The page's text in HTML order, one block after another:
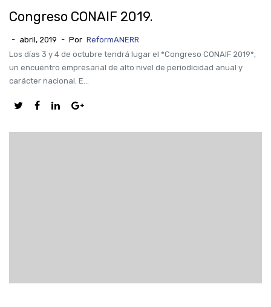
Congreso CONAIF 2019.
- abril, 2019 - Por ReformANERR
Los días 3 y 4 de octubre tendrá lugar el *Congreso CONAIF 2019*,
un encuentro empresarial de alto nivel de periodicidad anual y
carácter nacional. E...